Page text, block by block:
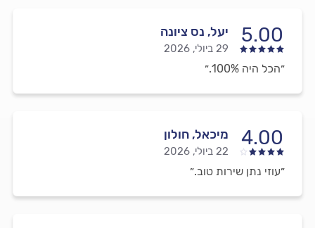
5.00 יעל, נס ציונה
29 ביולי, 2026
״הכל היה 100%.״
4.00 מיכאל, חולון
22 ביולי, 2026
״עוזי נתן שירות טוב.״